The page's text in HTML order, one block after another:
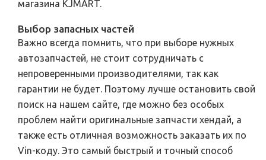
магазина KJMART.
Выбор запасных частей
Важно всегда помнить, что при выборе нужных
автозапчастей, не стоит сотрудничать с
непроверенными производителями, так как
гарантии не будет. Поэтому лучше остановить свой
поиск на нашем сайте, где можно без особых
проблем найти оригинальные запчасти хендай, а
также есть отличная возможность заказать их по
Vin-коду. Это самый быстрый и точный способ